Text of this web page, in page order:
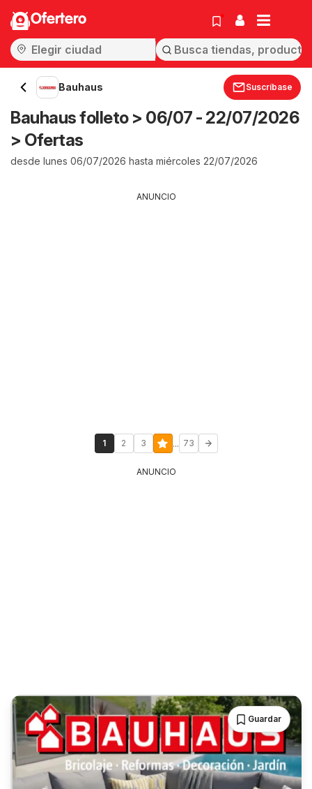
Ofertero
Bauhaus Suscríbase
Bauhaus folleto > 06/07 - 22/07/2026
> Ofertas
desde lunes 06/07/2026 hasta miércoles 22/07/2026
ANUNCIO
1 2 3 ... 73
ANUNCIO
Guardar